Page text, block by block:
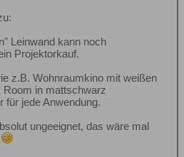
Leinwand kann noch
Projektorkauf.
z.B. Wohnraumkino mit weißen
Room in mattschwarz
für jede Anwendung.
ungeeignet, das wäre mal